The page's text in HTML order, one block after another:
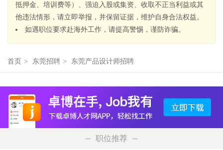
抵押金、培训费等）、强迫入股或集资、收取不正当利益或其
他违法情形，请立即举报，并保留证据，维护自身合法权益。
如遇职位要求赴海外工作，请提高警惕，谨防诈骗。
首页 > 东莞招聘 > 东莞产品设计师招聘
职位推荐